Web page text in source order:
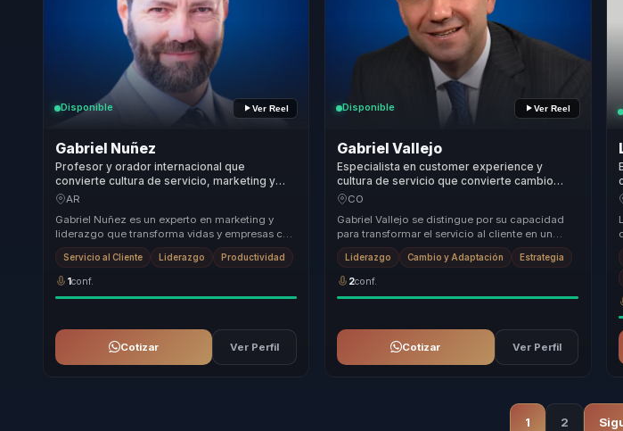
Disponible Ver Reel
Gabriel Nuñez
Profesor y orador internacional que
convierte cultura de servicio, marketing y
liderazgo en lealtad y ejecución comercial
AR
Gabriel Nuñez es un experto en marketing y
liderazgo que transforma vidas y empresas con
su enfoque único en ventas y servicio al
cliente...
Servicio al Cliente Liderazgo Productividad
1conf.
Cotizar Ver Perfil
Disponible Ver Reel
Gabriel Vallejo
Especialista en customer experience y
cultura de servicio que convierte cambio
organizacional en lealtad y crecimiento para
CO
Gabriel Vallejo se distingue por su capacidad
para transformar el servicio al cliente en un
motor de crecimiento organizacional. Su
enfoq...
Liderazgo Cambio y Adaptación Estrategia
2conf.
Cotizar Ver Perfil
1 2